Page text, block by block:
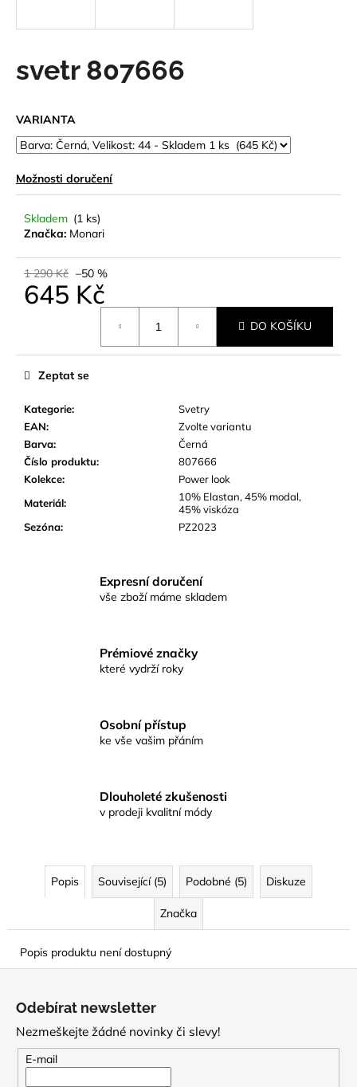
svetr 807666
VARIANTA
Možnosti doručení
Skladem (1 ks)
Značka: Monari
1 290 Kč –50 %
645 Kč
DO KOŠÍKU
Kategorie:
Svetry
EAN:
Zvolte variantu
Barva:
Černá
Číslo produktu:
807666
Kolekce:
Power look
Materiál:
10% Elastan, 45% modal,
45% viskóza
Sezóna: PZ2023
Zeptat se
Expresní doručení
vše zboží máme skladem
Prémiové značky
které vydrží roky
Osobní přístup
ke vše vašim přáním
Dlouholeté zkušenosti
v prodeji kvalitní módy
Popis Související (5) Podobné (5) Diskuze
Značka
Popis produktu není dostupný
í
t
HLEDAT
D
o
p
č
u
e
m
e
Odebírat newsletter
Nezmeškejte žádné novinky či slevy!
E-mail